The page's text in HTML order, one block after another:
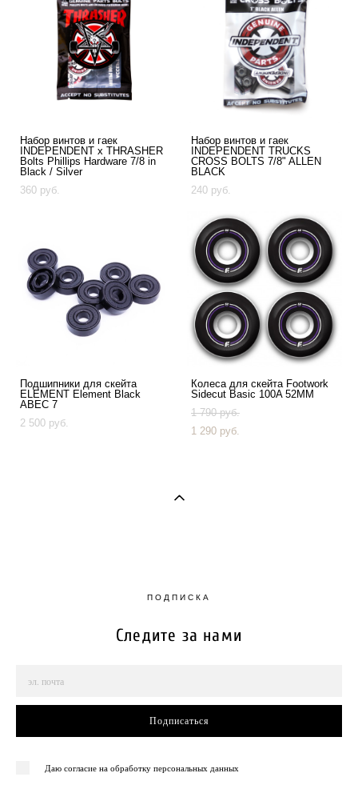
Набор винтов и гаек
INDEPENDENT x THRASHER
Bolts Phillips Hardware 7/8 in
Black / Silver
360 pуб.
Набор винтов и гаек
INDEPENDENT TRUCKS
CROSS BOLTS 7/8" ALLEN
BLACK
240 pуб.
Подшипники для скейта
ELEMENT Element Black
ABEC 7
2 500 pуб.
Колеса для скейта Footwork
Sidecut Basic 100A 52MM
1 790 pуб.
1 290 pуб.
ПОДПИСКА
Следите за нами
Подписаться
Даю согласие на обработку персональных данных